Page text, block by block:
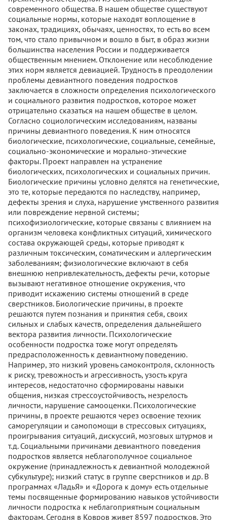
современного общества. В нашем обществе существуют
социальные нормы, которые находят воплощение в
законах, традициях, обычаях, ценностях, то есть во всем
том, что стало привычном и вошло в быт, в образ жизни
большинства населения России и поддерживается
общественным мнением. Отклонение или несоблюдение
этих норм является девиацией. Трудность в преодолении
проблемы девиантного поведения подростков
заключается в сложности определения психологического
и социального развития подростков, которое может
отрицательно сказаться на нашем обществе в целом.
Согласно социологическим исследованиям, названы
причины девиантного поведения. К ним относятся
биологические, психологические, социальные, семейные,
социально-экономические и морально-этические
факторы. Проект направлен на устранение
биологических, психологических и социальных причин.
Биологические причины условно делятся на генетические,
это те, которые передаются по наследству, например,
дефекты зрения и слуха, нарушение умственного развития
или повреждение нервной системы;
психофизиологические, которые связаны с влиянием на
организм человека конфликтных ситуаций, химического
состава окружающей среды, которые приводят к
различным токсическим, соматическим и аллергическим
заболеваниям; физиологические включают в себя
внешнюю непривлекательность, дефекты речи, которые
вызывают негативное отношение окружения, что
приводит искажению системы отношений в среде
сверстников. Биологические причины, в проекте
решаются путем познания и принятия себя, своих
сильных и слабых качеств, определения дальнейшего
вектора развития личности. Психологические
особенности подростка тоже могут определять
предрасположенность к девиантному поведению.
Например, это низкий уровень самоконтроля, склонность
к риску, тревожность и агрессивность, узость круга
интересов, недостаточно сформированы навыки
общения, низкая стрессоустойчивость, незрелость
личности, нарушение самооценки. Психологические
причины, в проекте решаются через освоение техник
саморегуляции и самопомощи в стрессовых ситуациях,
проигрывания ситуаций, дискуссий, мозговых штурмов и
т.д. Социальными причинами девиантного поведения
подростков является неблагополучное социальное
окружение (принадлежность к девиантной молодежной
субкультуре); низкий статус в группе сверстников и др. В
программах «ЛадьЯ» и «Дорога к дому» есть отдельные
темы посвященные формированию навыков устойчивости
личности подростка к неблагоприятным социальным
факторам. Сегодня в Ковров живет 8597 подростков. Это